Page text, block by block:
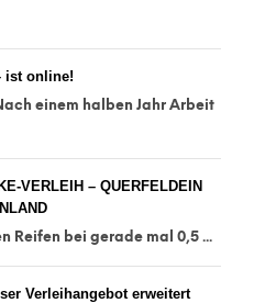
ist online!
einem halben Jahr Arbeit
VERLEIH – QUERFELDEIN
Reifen bei gerade mal 0,5 ...
Verleihangebot erweitert